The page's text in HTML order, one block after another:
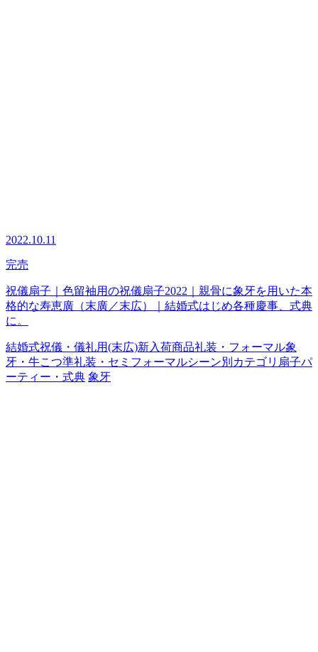
2022.10.11
完売
祝儀扇子｜色留袖用の祝儀扇子2022｜親骨に象牙を用いた本
格的な寿恵廣（末廣／末広）｜結婚式はじめ各種慶事、式典
に。
結婚式祝儀・儀礼用(末広)新入荷商品礼装・フォーマル象
牙・牛こつ準礼装・セミフォーマルシーン別カテゴリ 扇子パ
ーティー・式典 象牙